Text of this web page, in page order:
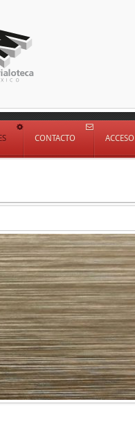
CONTACTO ACCESO